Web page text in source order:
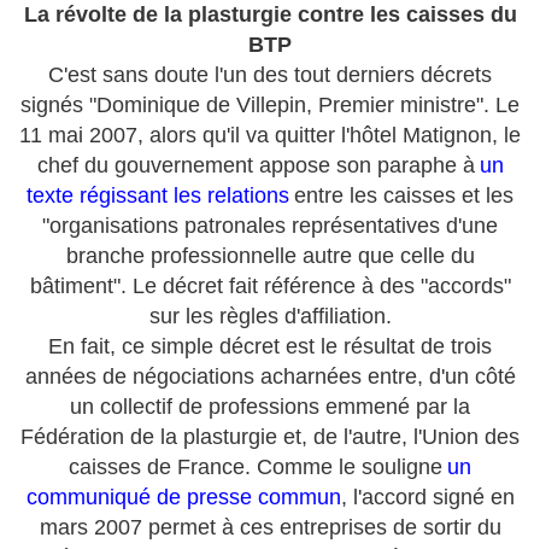
La révolte de la plasturgie contre les caisses du
BTP
C'est sans doute l'un des tout derniers décrets
signés "Dominique de Villepin, Premier ministre". Le
11 mai 2007, alors qu'il va quitter l'hôtel Matignon, le
chef du gouvernement appose son paraphe à un
texte régissant les relations entre les caisses et les
"organisations patronales représentatives d'une
branche professionnelle autre que celle du
bâtiment". Le décret fait référence à des "accords"
sur les règles d'affiliation.
En fait, ce simple décret est le résultat de trois
années de négociations acharnées entre, d'un côté
un collectif de professions emmené par la
Fédération de la plasturgie et, de l'autre, l'Union des
caisses de France. Comme le souligne un
communiqué de presse commun, l'accord signé en
mars 2007 permet à ces entreprises de sortir du